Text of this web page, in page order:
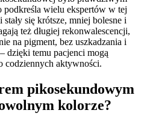
podkreśla wielu ekspertów w tej
się krótsze, mniej bolesne i
też długiej rekonwalescencji,
na pigment, bez uszkadzania i
dzięki temu pacjenci mogą
codziennych aktywności.
pikosekundowym
kolorze?